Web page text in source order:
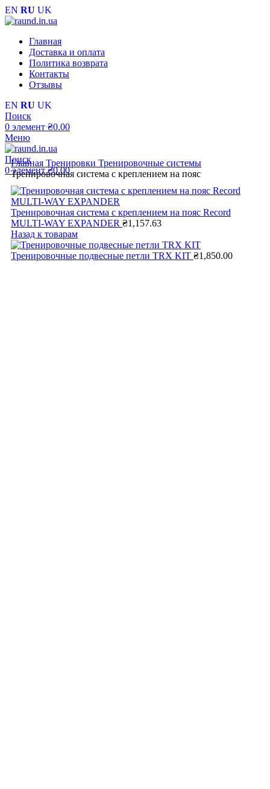
EN RU UK
Главная
Доставка и оплата
Политика возврата
Контакты
Отзывы
EN RU UK
Поиск
0 элемент ₴0.00
Меню
Поиск
0элемент ₴0.00
Главная Тренировки Тренировочные системы
Тренировочная система с креплением на пояс
Тренировочная система с креплением на пояс Record
MULTI-WAY EXPANDER ₴1,157.63
Назад к товарам
Тренировочные подвесные петли TRX KIT ₴1,850.00